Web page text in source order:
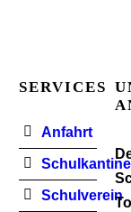
SERVICES
Anfahrt
Schulverein